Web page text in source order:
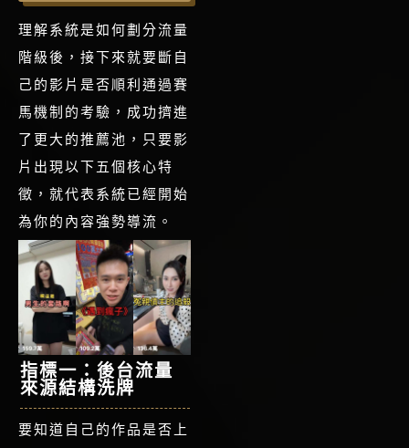
理解系統是如何劃分流量
階級後，接下來就要斷自
己的影片是否順利通過賽
馬機制的考驗，成功擠進
了更大的推薦池，只要影
片出現以下五個核心特
徵，就代表系統已經開始
為你的內容強勢導流。
指標一：後台流量
來源結構洗牌
要知道自己的作品是否上